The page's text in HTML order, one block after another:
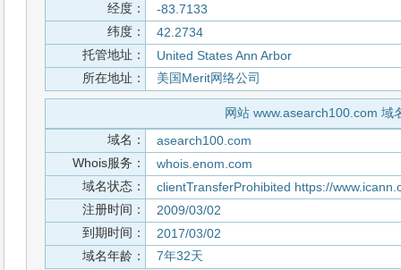
经度：
-83.7133
纬度：
42.2734
托管地址：
United States Ann Arbor
所在地址：
美国Merit网络公司
网站 www.asearch100.com 域
域名：
asearch100.com
Whois服务：
whois.enom.com
域名状态：
clientTransferProhibited https://
注册时间：
2009/03/02
到期时间：
2017/03/02
域名年龄：
7年32天